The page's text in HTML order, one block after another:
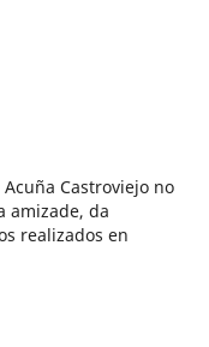
Castroviejo no
amizade, da
realizados en